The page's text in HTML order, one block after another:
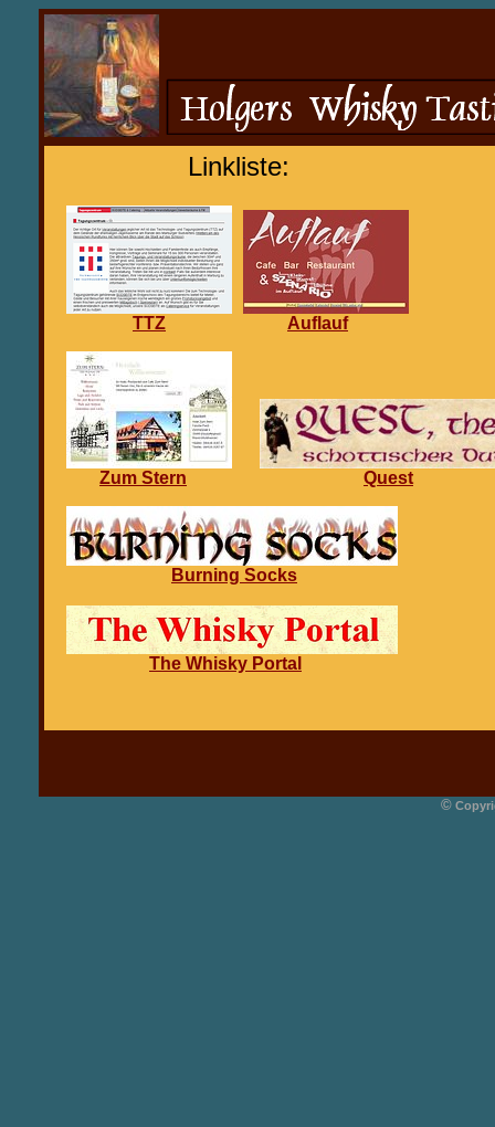
Linkliste:
TTZ Auflauf
Zum Stern Quest
Burning Socks
The Whisky Portal
©